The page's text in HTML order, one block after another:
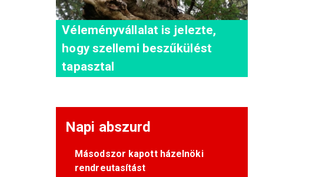
Véleményvállalat is jelezte,
hogy szellemi beszűkülést
tapasztal
Napi abszurd
Másodszor kapott házelnöki
rendreutasítást